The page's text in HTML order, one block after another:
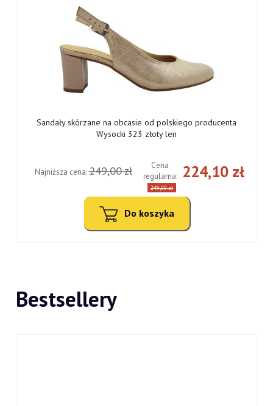
Sandały skórzane na obcasie od polskiego producenta
Wysocki 323 złoty len
224,10 zł
Cena
regularna:
249,00 zł
Najniższa cena:249,00 zł
Do koszyka
Bestsellery